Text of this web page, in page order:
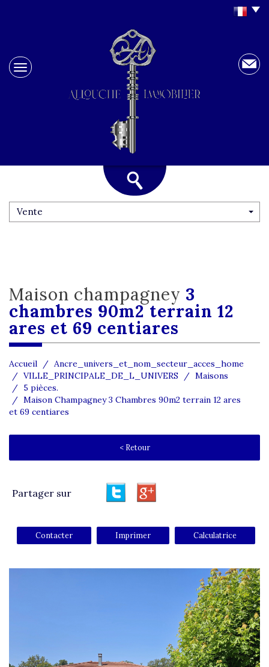
Vente
maison champagney 3
chambres 90m2 terrain 12
ares et 69 centiares
Accueil
Ancre_univers_et_nom_secteur_acces_home
VILLE_PRINCIPALE_DE_L_UNIVERS
Maisons
5 pièces.
Maison Champagney 3 Chambres 90m2 terrain 12 ares
et 69 centiares
< Retour
Partager sur
Contacter Imprimer Calculatrice